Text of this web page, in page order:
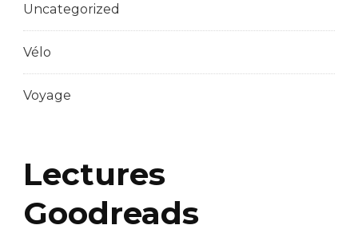
Uncategorized
Vélo
Voyage
Lectures
Goodreads